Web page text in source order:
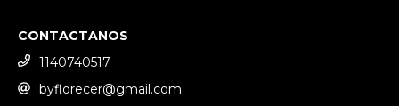
CONTACTANOS
1140740517
byflorecer@gmail.com